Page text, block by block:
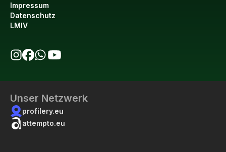
Impressum
Datenschutz
LMIV
Unser Netzwerk
profilery.eu
attempto.eu